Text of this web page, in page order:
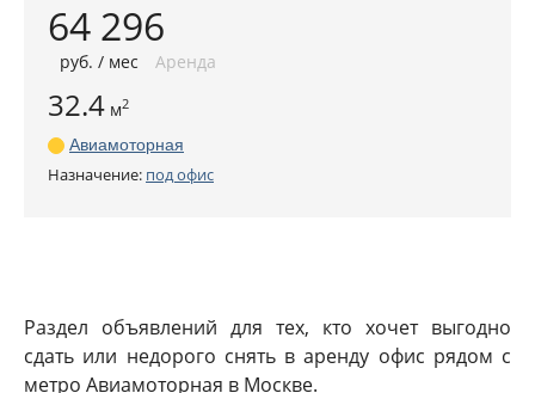
64 296
руб. / мес Аренда
32.4 м2
Авиамоторная
Назначение: под офис
Раздел объявлений для тех, кто хочет выгодно
сдать или недорого снять в аренду офис рядом с
метро Авиамоторная в Москве.